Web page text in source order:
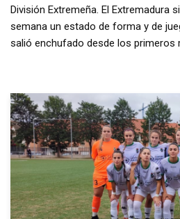
División Extremeña. El Extremadura
semana un estado de forma y de
salió enchufado desde los primeros